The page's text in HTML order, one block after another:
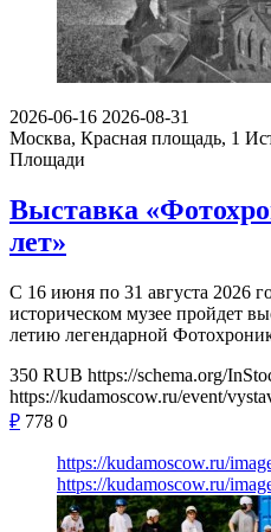
2026-06-16 2026-08-31
Москва, Красная площадь, 1
Площади
Выставка
лет»
С 16 июня по 31 августа 2026
историческом музее пройдет
летию легендарной
350 RUB https://schema.org/
https://kudamoscow.ru/event/
₽ 778 0
https://kudamoscow.ru/
https://kudamoscow.ru/